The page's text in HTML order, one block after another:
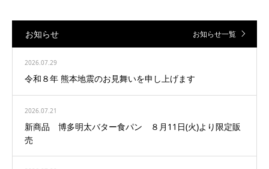
お知らせ お知らせ一覧
2026.07.29
令和８年 熊本地震のお見舞いを申し上げます
2026.07.21
新商品 博多明太バター食パン ８月11日(火)より限定販
売